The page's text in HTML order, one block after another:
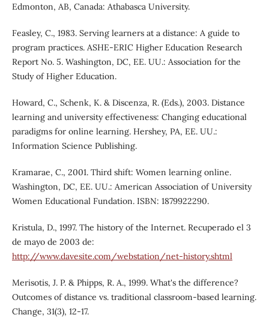
Edmonton, AB, Canada: Athabasca University.
Feasley, C., 1983. Serving learners at a distance: A guide to
program practices. ASHE-ERIC Higher Education Research
Report No. 5. Washington, DC, EE. UU.: Association for the
Study of Higher Education.
Howard, C., Schenk, K. & Discenza, R. (Eds.), 2003. Distance
learning and university effectiveness: Changing educational
paradigms for online learning. Hershey, PA, EE. UU.:
Information Science Publishing.
Kramarae, C., 2001. Third shift: Women learning online.
Washington, DC, EE. UU.: American Association of University
Women Educational Fundation. ISBN: 1879922290.
Kristula, D., 1997. The history of the Internet. Recuperado el 3
de mayo de 2003 de:
http://www.davesite.com/webstation/net-history.shtml
Merisotis, J. P. & Phipps, R. A., 1999. What's the difference?
Outcomes of distance vs. traditional classroom-based learning.
Change, 31(3), 12-17.